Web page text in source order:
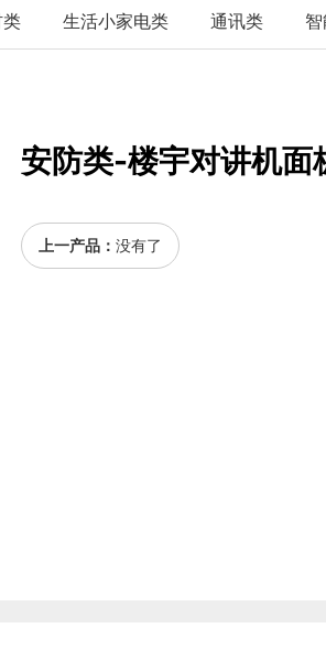
生活小家电类 通讯类
安防类-楼宇对讲机面
上一产品： 没有了